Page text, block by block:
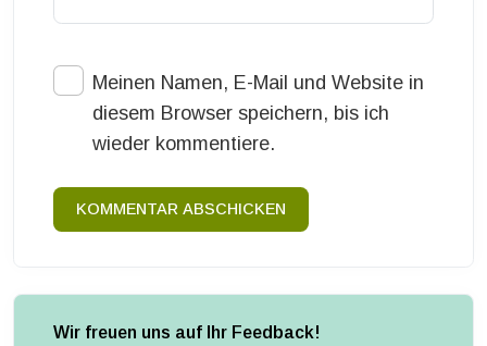
Meinen Namen, E-Mail und Website in
diesem Browser speichern, bis ich
wieder kommentiere.
KOMMENTAR ABSCHICKEN
Wir freuen uns auf Ihr Feedback!